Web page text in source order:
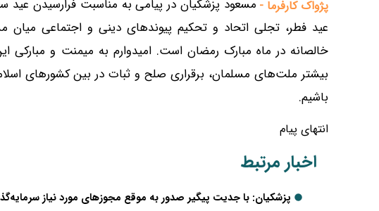
پژواک کارفرما - مسعود پزشکیان در پیامی به مناسبت فرارسیدن
عید فطر، تجلی اتحاد و تحکیم پیوندهای دینی و اجتماعی
خالصانه در ماه مبارک رمضان است. امیدوارم به میمنت و
بیشتر ملت‌های مسلمان، برقراری صلح و ثبات در بین کشورهای
باشیم.
انتهای پیام
اخبار مرتبط
پزشکیان: با جدیت پیگیر صدور به موقع مجوزهای مورد نیاز